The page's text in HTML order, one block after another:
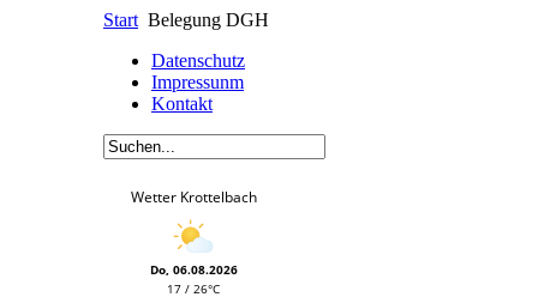
Start Belegung DGH
Datenschutz
Impressunm
Kontakt
Wetter Krottelbach
Do, 06.08.2026
17 / 26°C